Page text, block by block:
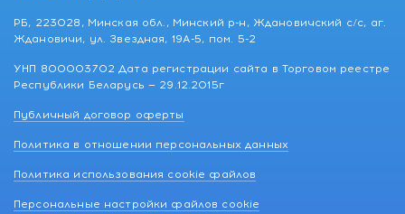
РБ, 223028, Минская обл., Минский р-н, Ждановичский с/с, аг.
Ждановичи, ул. Звездная, 19А-5, пом. 5-2
УНП 800003702 Дата регистрации сайта в Торговом реестре
Республики Беларусь — 29.12.2015г
Публичный договор оферты
Политика в отношении персональных данных
Политика использования cookie файлов
Персональные настройки файлов cookie